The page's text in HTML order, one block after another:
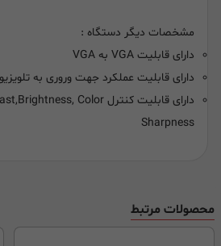
مشخصات دیگر دستگاه :
دارای قابلیت VGA به VGA
دارای قابلیت عملکرد جهت وروری به
Sharpness
محصولات مرتبط